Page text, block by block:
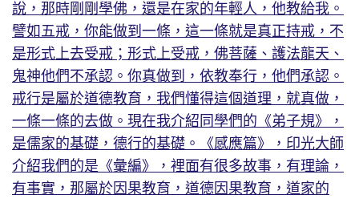
說，那時剛剛學佛，還是在家的年輕人，他教給我。
譬如五戒，你能做到一條，這一條就是真正持戒，不
是形式上去受戒；形式上受戒，佛菩薩、護法龍天、
鬼神他們不承認。你真做到，依教奉行，他們承認。
戒行是屬於道德教育，我們懂得這個道理，就真做，
一條一條的去做。現在我介紹同學們的《弟子規》，
是儒家的基礎，德行的基礎。《感應篇》，印光大師
介紹我們的是《彙編》，裡面有很多故事，有理論，
有事實，那屬於因果教育，道德因果教育，道家的